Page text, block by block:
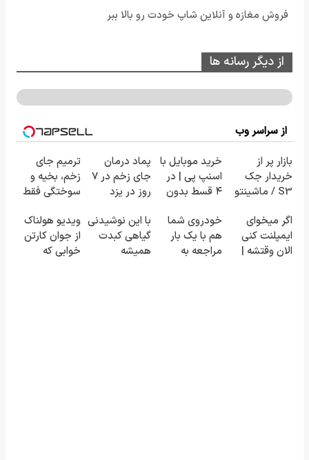
فروش مغازه و آنلاین شاپ خودت رو بالا ببر
از دیگر رسانه ها
از سراسر وب
بازار پر از
خریدار جک
S3 / ماشینتو
بفروش
خرید موبایل با
اسنپ پی | در
۴ قسط بدون
پماد درمان
جای زخم در ۷
روز در یزد
(مشاوره
بگیرید)
ترمیم جای
زخم، بخیه و
سوختگی فقط
اگر میخوای
ایمپلنت کنی
الان وقتشه |
خودروی شما
هم با یک بار
مراجعه به
با این نوشیدنی
گیاهی کبدت
همیشه
ویدیو هولناک
از جوان کارتن
خوابی که